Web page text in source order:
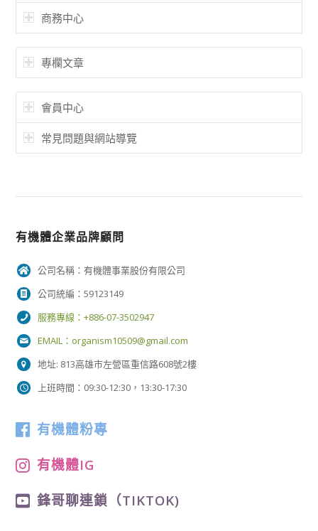
商務中心
專欄文章
會員中心
常見問題與網站導覽
有機體企業品牌顧問
公司名稱：有機體事業股份有限公司
公司統編：59123149
服務專線：+886-07-3502947
EMAIL： organism10509@gmail.com
地址: 813高雄市左營區重信路608號2樓
上班時間：09:30-12:30，13:30-17:30
有機體粉專
有機體IG
鋒哥聊連鎖（TIKTOK)